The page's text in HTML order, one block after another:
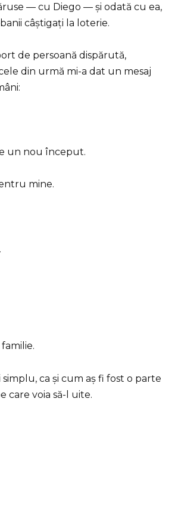
— cu Diego — și odată cu ea,
câștigați la loterie.
de persoană dispărută,
din urmă mi-a dat un mesaj
un nou început.
mine.
simplu, ca și cum aș fi fost o parte
care voia să-l uite.